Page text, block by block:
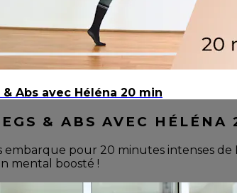
& Abs avec Héléna 20 min
& ABS AVEC HÉLÉNA
embarque pour 20 minutes intenses de
mental boosté !